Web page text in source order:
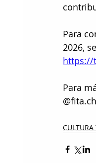
Para
2026,
https://
Para
CULTURA